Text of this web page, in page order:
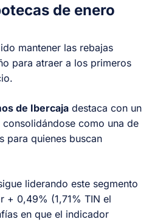
de enero
mantener las rebajas
para atraer a los primeros
de Ibercaja destaca con un
consolidándose como una de
para quienes buscan
liderando este segmento
+ 0,49% (1,71% TIN el
en que el indicador